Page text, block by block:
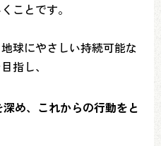
ことです。
球にやさしい持続可能な
指し、
め、これからの行動をと